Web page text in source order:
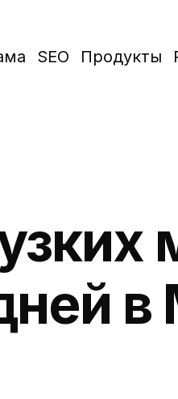
SEO Продукты